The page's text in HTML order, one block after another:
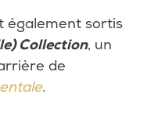
également sortis
Collection, un
de
.